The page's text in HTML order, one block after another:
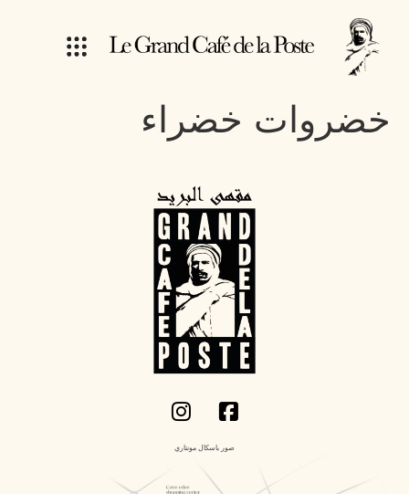
خضروات خضراء
صور باسكال مونتاري